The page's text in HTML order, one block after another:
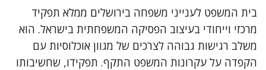
בית המשפט לענייני משפחה בירושלים ממלא תפקיד
מרכזי וייחודי בעיצוב הפסיקה המשפחתית בישראל. הוא
משלב רגישות גבוהה לצרכים של מגוון אוכלוסיות עם
הקפדה על עקרונות המשפט התקף. תפקידו, שחשיבותו